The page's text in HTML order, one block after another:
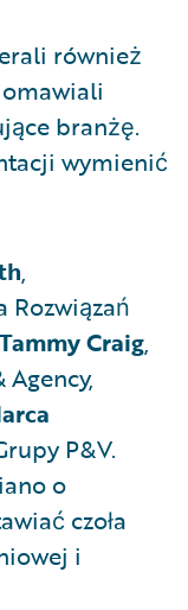
również
branżę.
wymienić
,
Rozwiązań
Tammy Craig,
P&V.
o
czoła
i